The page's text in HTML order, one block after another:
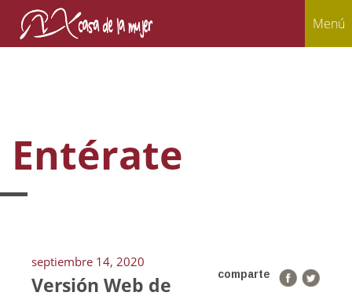
Menú
Entérate
septiembre 14, 2020
comparte
Versión Web de